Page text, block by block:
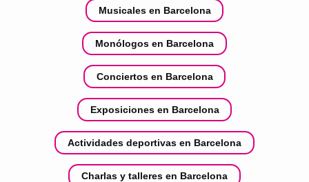
Musicales en Barcelona
Monólogos en Barcelona
Conciertos en Barcelona
Exposiciones en Barcelona
Actividades deportivas en Barcelona
Charlas y talleres en Barcelona